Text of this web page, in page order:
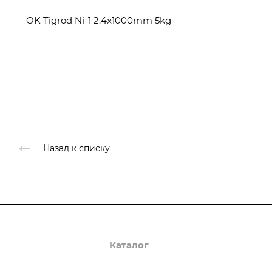
OK Tigrod Ni-1 2.4x1000mm 5kg
Назад к списку
Каталог